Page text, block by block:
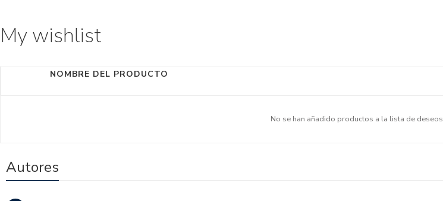
My wishlist
NOMBRE DEL PRODUCTO
No se han añadido productos a la lista de deseos
Autores